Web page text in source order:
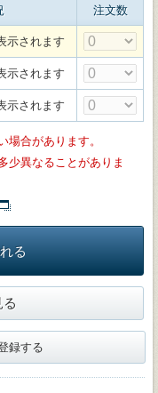
注文数
示されます
示されます
示されます
場合があります。
少異なることがありま
る
録する